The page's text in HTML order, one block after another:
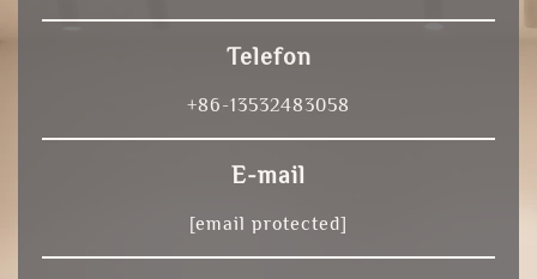
Telefon
+86-13532483058
E-mail
[email protected]